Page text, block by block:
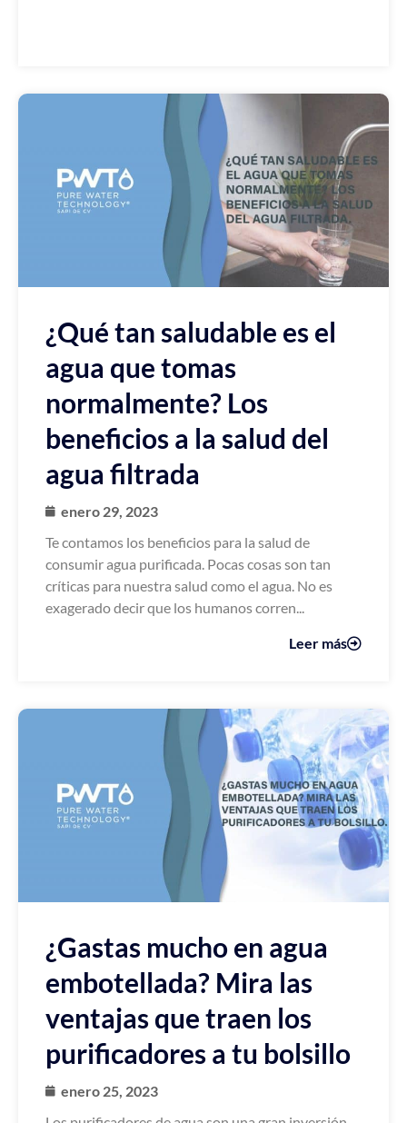
¿Qué tan saludable es el
agua que tomas
normalmente? Los
beneficios a la salud del
agua filtrada
enero 29, 2023
Te contamos los beneficios para la salud de
consumir agua purificada. Pocas cosas son tan
críticas para nuestra salud como el agua. No es
exagerado decir que los humanos corren...
Leer más
¿Gastas mucho en agua
embotellada? Mira las
ventajas que traen los
purificadores a tu bolsillo
enero 25, 2023